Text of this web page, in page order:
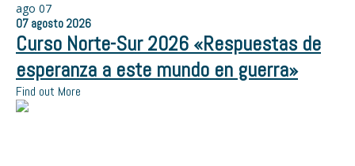
ago 07
07 agosto 2026
Curso Norte-Sur 2026 «Respuestas de
esperanza a este mundo en guerra»
Find out More